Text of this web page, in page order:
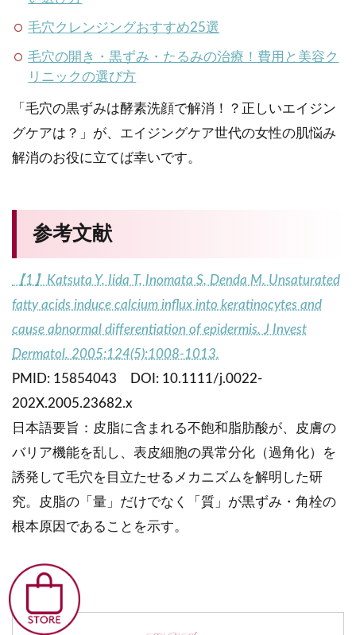
毛穴クレンジングおすすめ25選
毛穴の開き・黒ずみ・たるみの治療！費用と美容ク
リニックの選び方
「毛穴の黒ずみは酵素洗顔で解消！？正しいエイジン
グケアは？」が、エイジングケア世代の女性の肌悩み
解消のお役に立てば幸いです。
参考文献
【1】Katsuta Y, Iida T, Inomata S, Denda M. Unsaturated
fatty acids induce calcium influx into keratinocytes and
cause abnormal differentiation of epidermis. J Invest
Dermatol. 2005;124(5):1008-1013.
PMID: 15854043 DOI: 10.1111/j.0022-
202X.2005.23682.x
日本語要旨：皮脂に含まれる不飽和脂肪酸が、皮膚の
バリア機能を乱し、表皮細胞の異常分化（過角化）を
誘発して毛穴を目立たせるメカニズムを解明した研
究。皮脂の「量」だけでなく「質」が黒ずみ・角栓の
根本原因であることを示す。